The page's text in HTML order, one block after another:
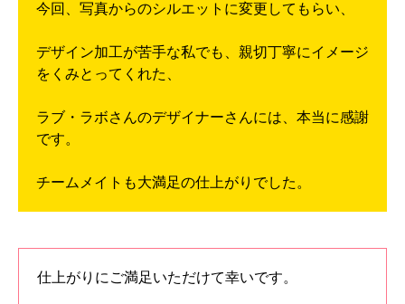
今回、写真からのシルエットに変更してもらい、
デザイン加工が苦手な私でも、親切丁寧にイメージ
をくみとってくれた、
ラブ・ラボさんのデザイナーさんには、本当に感謝
です。
チームメイトも大満足の仕上がりでした。
仕上がりにご満足いただけて幸いです。